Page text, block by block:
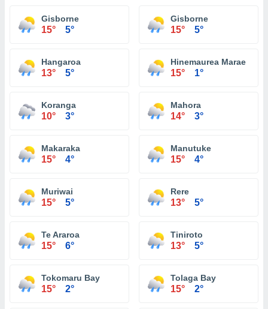
Gisborne
15° 5°
Gisborne
15° 5°
Hangaroa
13° 5°
Hinemaurea Marae
15° 1°
Koranga
10° 3°
Mahora
14° 3°
Makaraka
15° 4°
Manutuke
15° 4°
Muriwai
15° 5°
Rere
13° 5°
Te Araroa
15° 6°
Tiniroto
13° 5°
Tokomaru Bay
15° 2°
Tolaga Bay
15° 2°